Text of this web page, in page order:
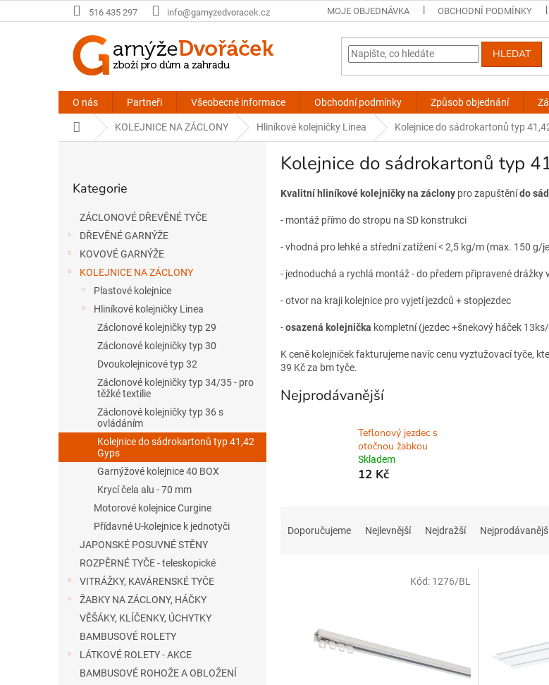
na
516 435 297 info@garnyzedvoracek.cz MOJE OBJEDNÁVKA OBCHODNÍ PODMÍNKY
HLEDAT
O nás Partneři Všeobecné informace Obchodní podmínky Způsob objednání
Domů KOLEJNICE NA ZÁCLONY Hliníkové kolejničky Linea Kolejnice do sádrokartonů typ
kategorie
Kategorie
ZÁCLONOVÉ DŘEVĚNÉ TYČE
DŘEVĚNÉ GARNÝŽE
KOVOVÉ GARNÝŽE
KOLEJNICE NA ZÁCLONY
Plastové kolejnice
Hliníkové kolejničky Linea
Záclonové kolejničky typ 29
Záclonové kolejničky typ 30
Dvoukolejnicové typ 32
Záclonové kolejničky typ 34/35 - pro
těžké textilie
Záclonové kolejničky typ 36 s
ovládáním
Kolejnice do sádrokartonů typ 41,42
Gyps
Garnýžové kolejnice 40 BOX
Krycí čela alu - 70 mm
Motorové kolejnice Curgine
Přídavné U-kolejnice k jednotyči
JAPONSKÉ POSUVNÉ STĚNY
ROZPĚRNÉ TYČE - teleskopické
VITRÁŽKY, KAVÁRENSKÉ TYČE
ŽABKY NA ZÁCLONY, HÁČKY
VĚŠÁKY, KLÍČENKY, ÚCHYTKY
BAMBUSOVÉ ROLETY
LÁTKOVÉ ROLETY - AKCE
BAMBUSOVÉ ROHOŽE A OBLOŽENÍ
Kolejnice do sádrokartonů typ
Kvalitní hliníkové kolejničky na záclony pro zapuštěnído
- montáž přímo do stropu na SD konstrukci
- vhodná pro lehké a střední zatížení < 2,5 kg/m (max. 150 g/
- jednoduchá a rychlá montáž - do předem připravené
- otvor na kraji kolejnice pro vyjetí jezdců + stopjezdec
-osazená kolejnička kompletní (jezdec +šnekový háček
K ceně kolejniček fakturujeme navíc cenu vyztužovací tyče,
39 Kč za bm tyče.
Nejprodávanější
Teflonový jezdec s
otočnou žabkou
Skladem
12 Kč
Doporučujeme Nejlevnější Nejdražší
Kód: 1276/BL